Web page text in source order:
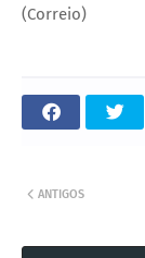
(Correio)
ANTIGOS